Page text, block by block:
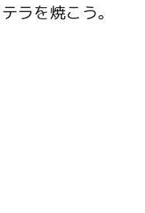
ラを焼こう。